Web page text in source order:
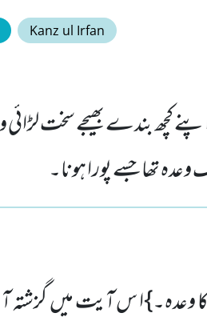
Kanz ul Irfan
کچھ بندے بھیجے سخت
تھا جسے پورا ہونا۔
کا وعدہ۔}ا س آیت میں